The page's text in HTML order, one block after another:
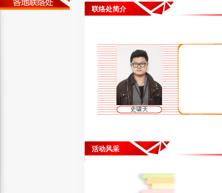
联络处简介
史啸天
活动风采